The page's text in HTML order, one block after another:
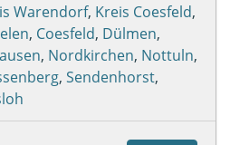
Warendorf, Kreis Coesfeld,
, Coesfeld, Dülmen,
, Nordkirchen, Nottuln,
, Sendenhorst,